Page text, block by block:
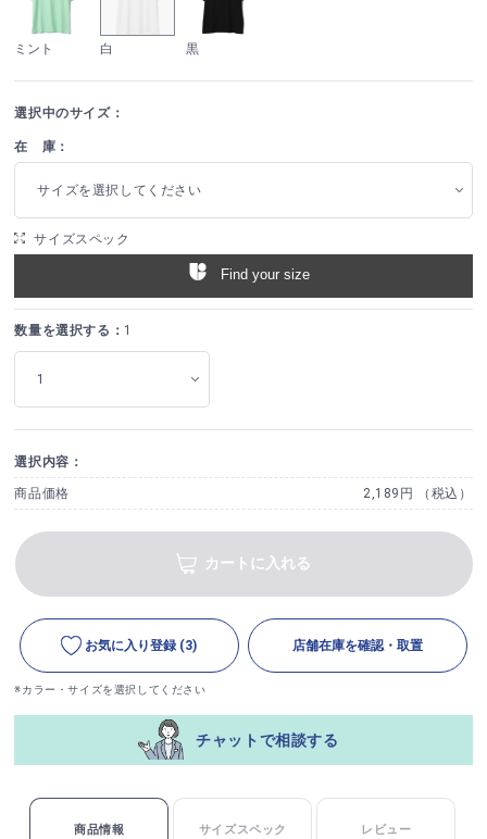
ミント 白 黒
選択中のサイズ：
在 庫：
サイズを選択してください
サイズスペック
Find your size
数量を選択する： 1
選択内容：
商品価格 2,189円 （税込）
カートに入れる
お気に入り登録 (3) 店舗在庫を確認・取置
※カラー・サイズを選択してください
チャットで相談する
商品情報 サイズスペック レビュー